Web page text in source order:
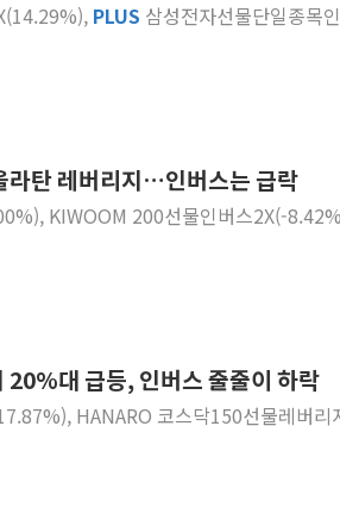
인천서
中 전방
인제
PLUS 삼성전자선물단일종목
라탄 레버리지…인버스는 급락
KIWOOM 200선물인버스2X(-
대 급등, 인버스 줄줄이 하락
HANARO 코스닥150선물레버